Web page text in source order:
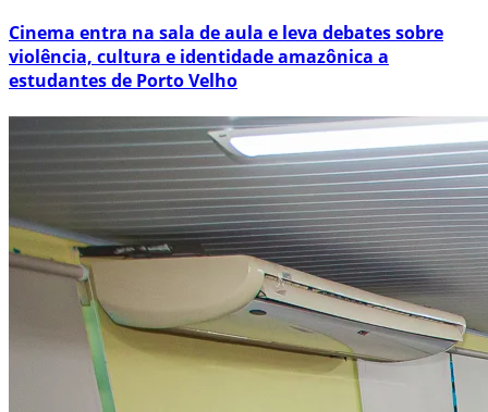
Cinema entra na sala de aula e leva debates sobre
violência, cultura e identidade amazônica a
estudantes de Porto Velho